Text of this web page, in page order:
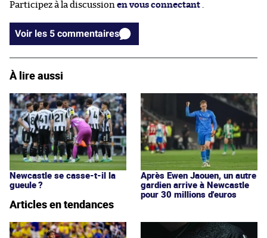
Participez à la discussion en vous connectant .
Voir les 5 commentaires
À lire aussi
Newcastle se casse-t-il la
gueule ?
Après Ewen Jaouen, un autre
gardien arrive à Newcastle
pour 30 millions d'euros
Articles en tendances